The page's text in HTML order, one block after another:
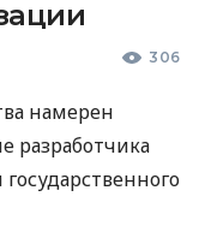
306
намерен
разработчика